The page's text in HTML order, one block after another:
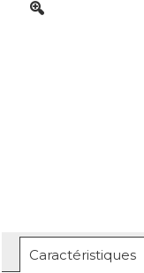
Caractéristiques